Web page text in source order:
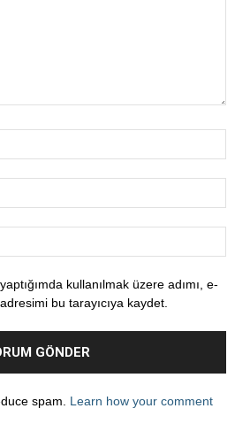
kullanılmak üzere adımı, e-
bu tarayıcıya kaydet.
spam. Learn how your comment